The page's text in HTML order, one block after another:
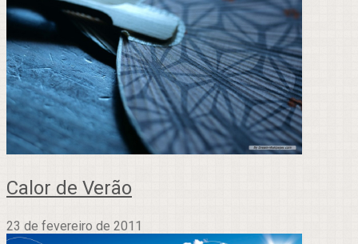
Calor de Verão
23 de fevereiro de 2011